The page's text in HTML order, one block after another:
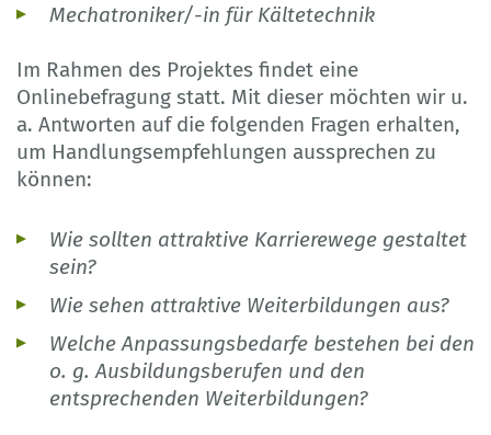
Mechatroniker/-in für Kältetechnik
Im Rahmen des Projektes findet eine
Onlinebefragung statt. Mit dieser möchten wir u.
a. Antworten auf die folgenden Fragen erhalten,
um Handlungsempfehlungen aussprechen zu
können:
Wie sollten attraktive Karrierewege gestaltet
sein?
Wie sehen attraktive Weiterbildungen aus?
Welche Anpassungsbedarfe bestehen bei den
o. g. Ausbildungsberufen und den
entsprechenden Weiterbildungen?